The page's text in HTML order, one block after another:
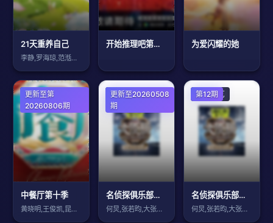
21天重养自己
李静,罗海琼,范湉湉,于娜,蒋丽莎
开始推理吧第四季 为爱闪耀的她
大陆综艺
更新至第
20260806期
中餐厅第十季
黄晓明,王俊凯,昆凌,靳梦佳,张雅琪,林
大陆综艺
更新至20260508
期
名侦探俱乐部第11季
何炅,张若昀,大张伟,王鸥,魏晨,杨蓉,
大陆综艺
第12期
名侦探俱乐部第十一季
何炅,张若昀,大张伟,王鸥,魏晨,杨蓉,